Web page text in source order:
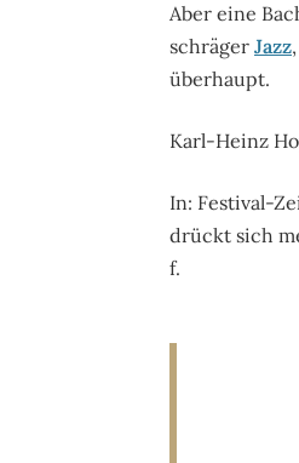
Aber eine
schräger Jazz
überhaupt.
Karl-Heinz
In: Festival-
drückt sich
f.